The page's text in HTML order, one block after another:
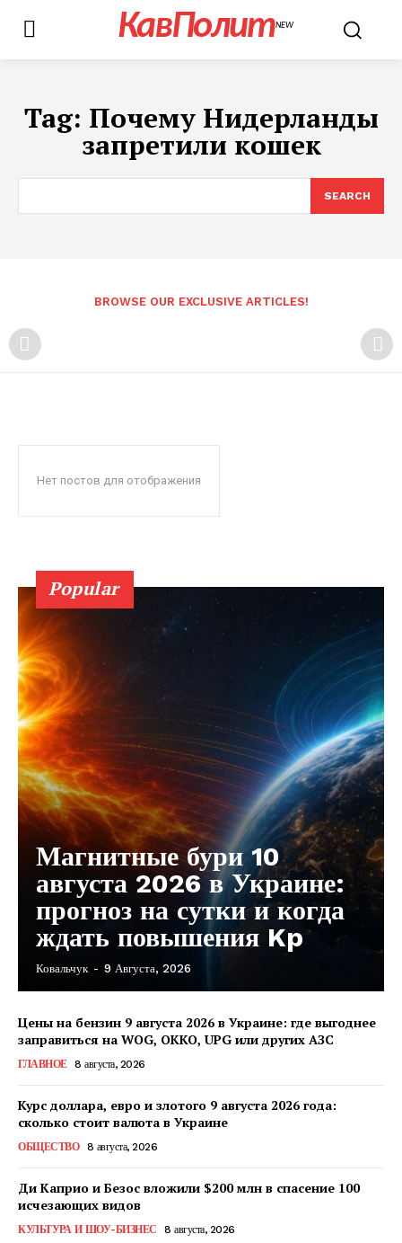
КавПолитNEW
Tag: Почему Нидерланды
запретили кошек
SEARCH
BROWSE OUR EXCLUSIVE ARTICLES!
Нет постов для отображения
Popular
Магнитные бури 10
августа 2026 в Украине:
прогноз на сутки и когда
ждать повышения Kp
Ковальчук - 9 Августа, 2026
Цены на бензин 9 августа 2026 в Украине: где выгоднее
заправиться на WOG, OKKO, UPG или других АЗС
ГЛАВНОЕ 8 августа, 2026
Курс доллара, евро и злотого 9 августа 2026 года:
сколько стоит валюта в Украине
ОБЩЕСТВО 8 августа, 2026
Ди Каприо и Безос вложили $200 млн в спасение 100
исчезающих видов
КУЛЬТУРА И ШОУ-БИЗНЕС 8 августа, 2026